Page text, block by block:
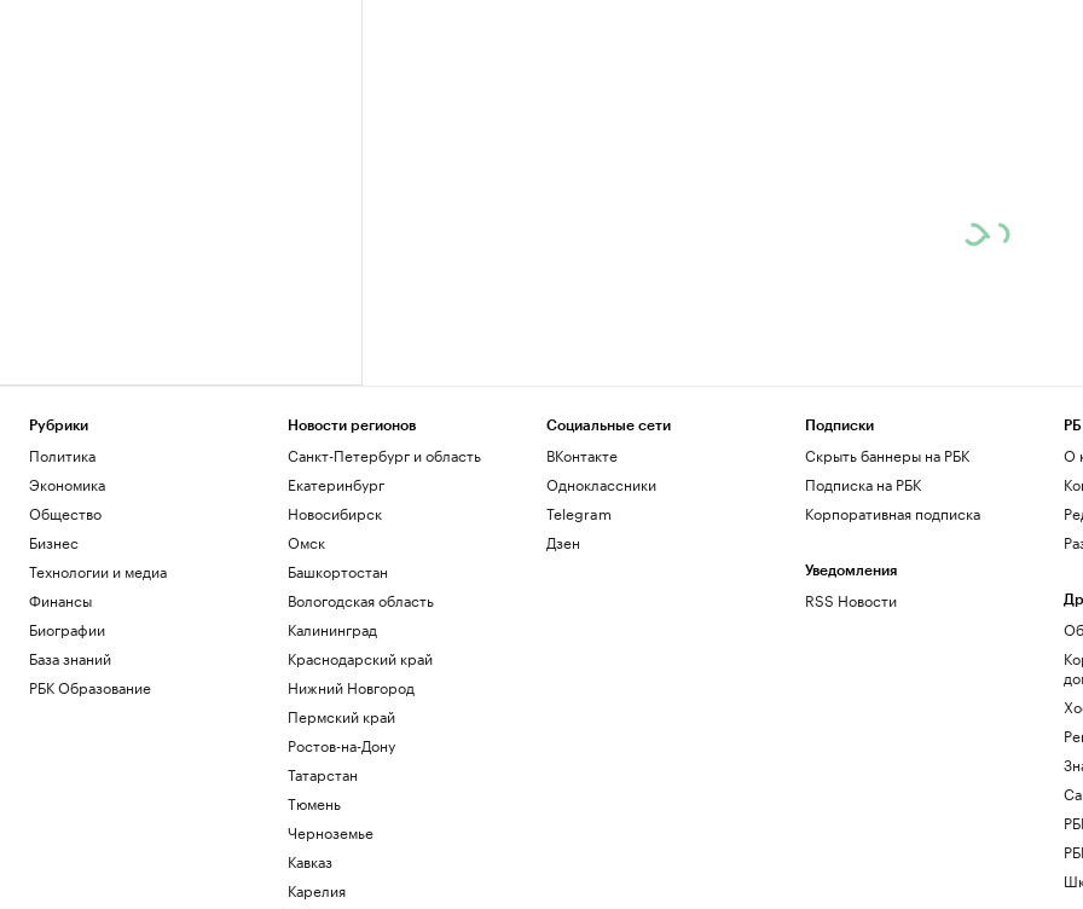
Рубрики
Политика
Экономика
Общество
Бизнес
Технологии и медиа
Финансы
Биографии
База знаний
РБК Образование
Новости регионов
Санкт-Петербург и область
Екатеринбург
Новосибирск
Омск
Башкортостан
Вологодская область
Калининград
Краснодарский край
Нижний Новгород
Пермский край
Ростов-на-Дону
Татарстан
Тюмень
Черноземье
Кавказ
Карелия
Социальные сети
ВКонтакте
Одноклассники
Telegram
Дзен
Подписки
Скрыть баннеры на РБК
Подписка на РБК
Корпоративная подписка
Уведомления
RSS Новости
О